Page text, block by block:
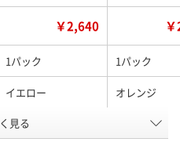
￥2,640
1パック 1パック
イエロー オレンジ
J086533 J086539
見る